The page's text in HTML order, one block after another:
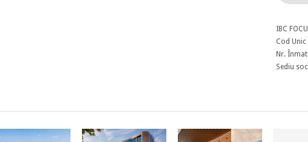
IBC
Cod
Nr.
Sediu